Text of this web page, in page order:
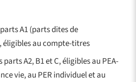
A1 (parts dites de
au compte-titres
parts A2, B1 et C, éligibles au PEA-
vie, au PER individuel et au